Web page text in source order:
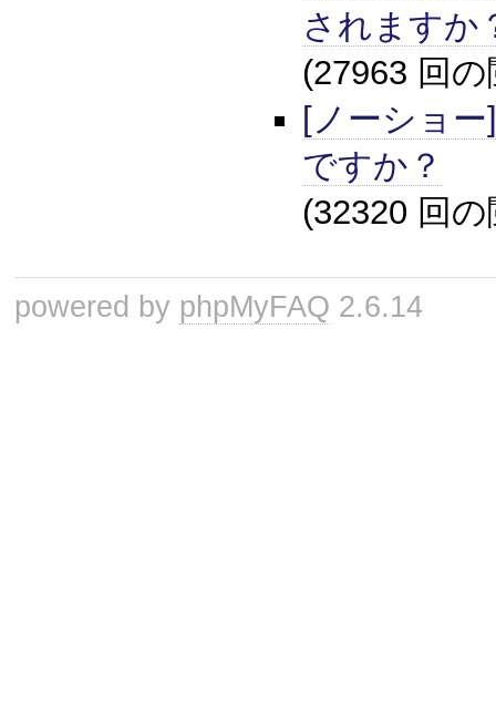
されますか
(27963 回
[ノーショ
ですか？
(32320 回
powered by phpMyFAQ 2.6.14